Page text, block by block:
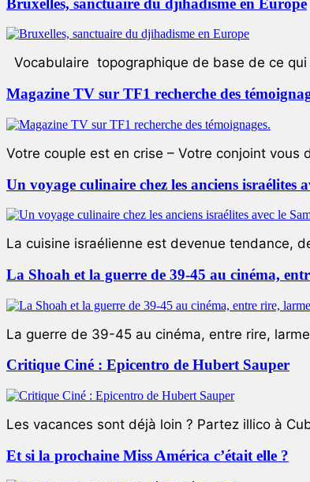
Vocabulaire topographique de base de ce
Magazine TV sur TF1 recherche des
Votre couple est en crise – Votre conjoint vous
Un voyage culinaire chez les anciens
La cuisine israélienne est devenue tendance,
La Shoah et la guerre de 39-45 au cinéma,
La guerre de 39-45 au cinéma, entre rire,
Critique Ciné : Epicentro de Hubert Sauper
Les vacances sont déjà loin ? Partez illico à
Et si la prochaine Miss América c’était elle ?